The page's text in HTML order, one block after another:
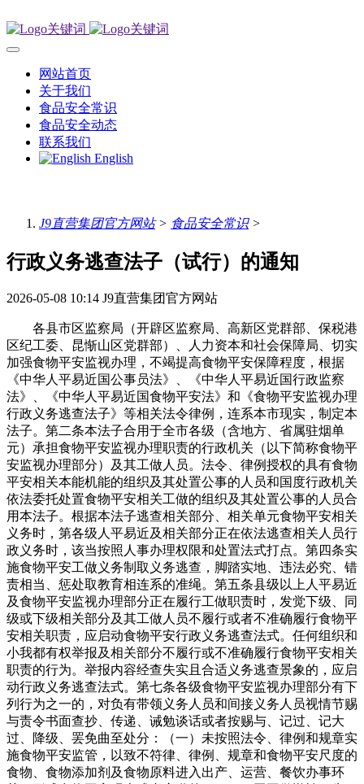
网站首页
关于我们
食品安全常识
食品安全动态
联系我们
English
J9直营集团官方网站> 食品安全常识>
行政义务逃查法子（试行）的通知
2026-05-08 10:14 J9直营集团官方网站
各县市区监察局（开辟区监察局、高新区党群部、保税港
区纪工委、昆惭山区党群部）、人力资本和社会保障局、切实
加强食物平安监视办理，不竭提高食物平安保障程度，根据
《中华人平易近国公事员法》、《中华人平易近国行政监察
法》、《中华人平易近国食物平安法》和《食物平安监视办理
行政义务逃查法子》等相关法令律例，连系本市现实，制定本
法子。第二条本法子合用于全市各级（含地方、省属驻烟单
元）承担食物平安监视办理职责的行政机关（以下简称食物平
安监视办理部分）及其工做人员。法令、律例授权的具有食物
平安相关本能机能的组织及其处置公事的人员和国度行政机关
依法委托处置食物平安相关工做的组织及其处置公事的人员合
用本法子。根据本法子逃查相关部分、相关单元食物平安相关
义务时，第各级人平易近及相关部分正在依法逃查相关人员行
政义务时，该当按照人事办理权限和处置法式打点。第四条实
施食物平安工做义务制取义务逃查，脚踏实地、违法必究、错
责相当、惩处取教育相连系的准绳。第五条县级以上人平易近
及食物平安监视办理部分正在履行工做职责时，发觉下级、同
级或下级相关部分及其工做人员不履行或者不准确履行食物平
安相关职责，应启动食物平安行政义务逃查法式。任何组织和
小我都有权举报及相关部分不履行或不准确履行食物平安相关
职责的行为。举报内容经查失实且合适义务逃查景象的，应启
动行政义务逃查法式。第七条各级食物平安监视办理部分有下
列行为之一的，对负有带领义务人员和间接义务人员视情节赐
与责令书面查抄、传递、诫勉谈话或者按赐与、记过、记大
过、降级、罢免曲至处分：（一）未按照法令、律例和规章实
施食物平安监管，以致不符律、律例、规章和食物平安尺度的
食物、食物添加剂及食物原料进入出产、运营、餐饮办事环